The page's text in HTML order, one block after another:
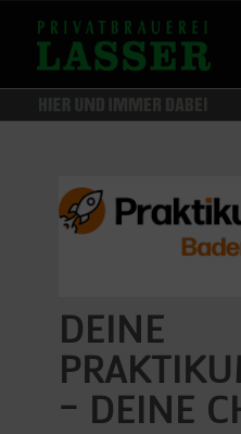
DEINE
– DEINE